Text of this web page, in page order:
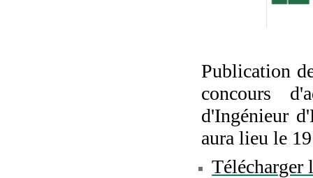
Publication
concours
d'Ingénieur
aura lieu le